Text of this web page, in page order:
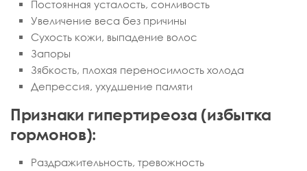
Постоянная усталость, сонливость
Увеличение веса без причины
Сухость кожи, выпадение волос
Запоры
Зябкость, плохая переносимость холода
Депрессия, ухудшение памяти
Признаки гипертиреоза (избытка
гормонов):
Раздражительность, тревожность